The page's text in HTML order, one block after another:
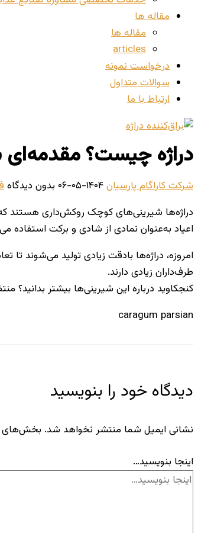
مقاله ها
مقاله ها
articles
درخواست نمونه
سوالات متداول
ارتباط با ما
دراژه چیست؟
شرکت کاراگام پارسیان۱۴۰۴-۰۵-۰۶ بدون دیدگاه
دراژه‌ها شیرینی‌های کوچک روکش‌داری هستند
اعیاد به‌عنوان نمادی از شادی و برکت استفاده
امروزه، دراژه‌ها بادقت زیادی تولید می‌شوند تا
طرف‌داران زیادی دارند.
کنجکاوید درباره این شیرینی‌ها بیشتر بدانید؟
caragum parsian
دیدگاه‌ خود را بنویسید
نشانی ایمیل شما منتشر نخواهد شد. بخش‌های
اینجا بنویسید…